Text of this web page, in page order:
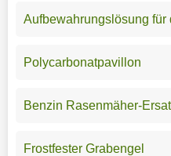
Aufbewahrungslösung für
Polycarbonatpavillon
Benzin Rasenmäher-
Frostfester Grabengel